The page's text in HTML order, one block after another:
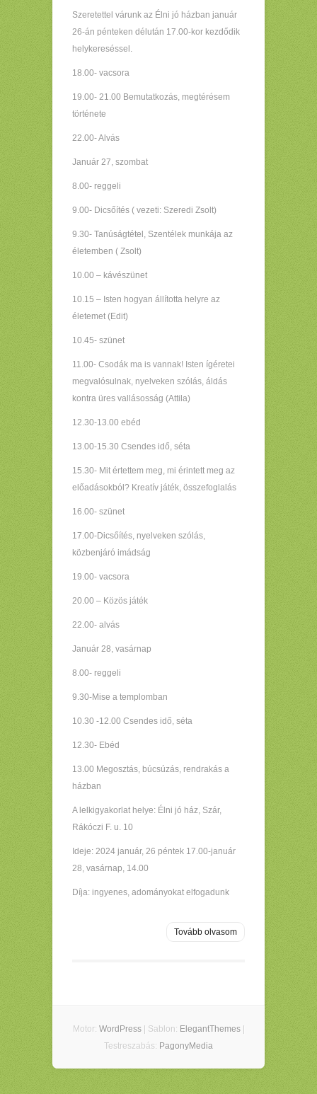
Szeretettel várunk az Élni jó házban január
26-án pénteken délután 17.00-kor kezdődik
helykereséssel.
18.00- vacsora
19.00- 21.00 Bemutatkozás, megtérésem
története
22.00- Alvás
Január 27, szombat
8.00- reggeli
9.00- Dicsőítés ( vezeti: Szeredi Zsolt)
9.30- Tanúságtétel, Szentélek munkája az
életemben ( Zsolt)
10.00 – kávészünet
10.15 – Isten hogyan állította helyre az
életemet (Edit)
10.45- szünet
11.00- Csodák ma is vannak! Isten ígéretei
megvalósulnak, nyelveken szólás, áldás
kontra üres vallásosság (Attila)
12.30-13.00 ebéd
13.00-15.30 Csendes idő, séta
15.30- Mit értettem meg, mi érintett meg az
előadásokból? Kreatív játék, összefoglalás
16.00- szünet
17.00-Dicsőítés, nyelveken szólás,
közbenjáró imádság
19.00- vacsora
20.00 – Közös játék
22.00- alvás
Január 28, vasárnap
8.00- reggeli
9.30-Mise a templomban
10.30 -12.00 Csendes idő, séta
12.30- Ebéd
13.00 Megosztás, búcsúzás, rendrakás a
házban
A lelkigyakorlat helye: Élni jó ház, Szár,
Rákóczi F. u. 10
Ideje: 2024 január, 26 péntek 17.00-január
28, vasárnap, 14.00
Díja: ingyenes, adományokat elfogadunk
Tovább olvasom
Motor: WordPress| Sablon: ElegantThemes|
Testreszabás: PagonyMedia